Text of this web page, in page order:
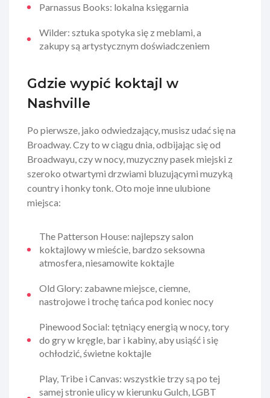
Parnassus Books: lokalna księgarnia
Wilder: sztuka spotyka się z meblami, a
zakupy są artystycznym doświadczeniem
Gdzie wypić koktajl w
Nashville
Po pierwsze, jako odwiedzający, musisz udać się na
Broadway. Czy to w ciągu dnia, odbijając się od
Broadwayu, czy w nocy, muzyczny pasek miejski z
szeroko otwartymi drzwiami bluzującymi muzyką
country i honky tonk. Oto moje inne ulubione
miejsca:
The Patterson House: najlepszy salon
koktajlowy w mieście, bardzo seksowna
atmosfera, niesamowite koktajle
Old Glory: zabawne miejsce, ciemne,
nastrojowe i trochę tańca pod koniec nocy
Pinewood Social: tętniący energią w nocy, tory
do gry w kręgle, bar i kabiny, aby usiąść i się
ochłodzić, świetne koktajle
Play, Tribe i Canvas: wszystkie trzy są po tej
samej stronie ulicy w kierunku Gulch, LGBT